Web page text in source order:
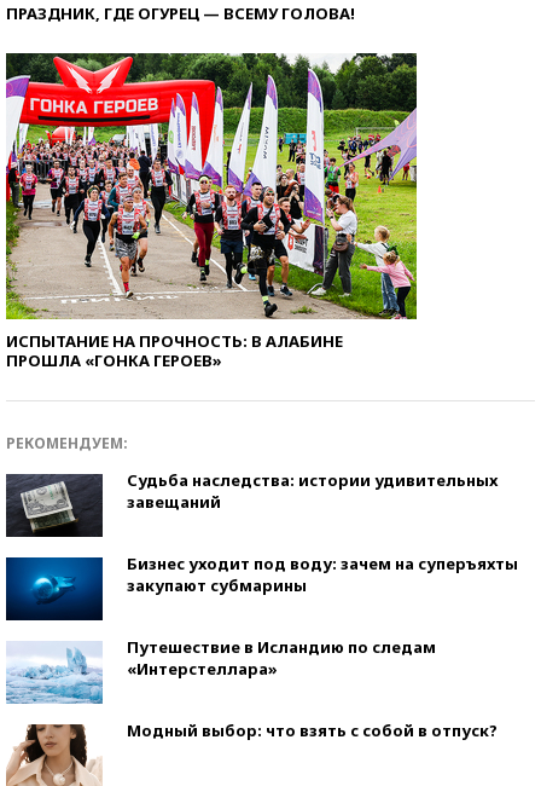
ПРАЗДНИК, ГДЕ ОГУРЕЦ — ВСЕМУ ГОЛОВА!
ИСПЫТАНИЕ НА ПРОЧНОСТЬ: В АЛАБИНЕ
ПРОШЛА «ГОНКА ГЕРОЕВ»
РЕКОМЕНДУЕМ:
Судьба наследства: истории удивительных
завещаний
Бизнес уходит под воду: зачем на суперъяхты
закупают субмарины
Путешествие в Исландию по следам
«Интерстеллара»
Модный выбор: что взять с собой в отпуск?